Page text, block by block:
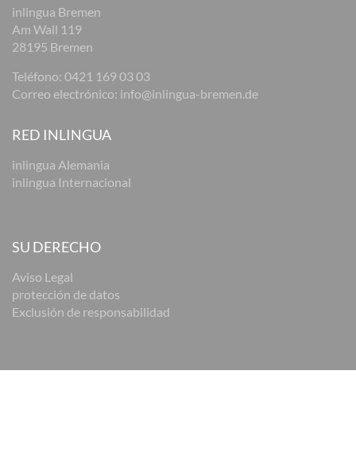
inlingua Bremen
Am Wall 119
28195 Bremen
Teléfono: 0421 169 03 03
Correo electrónico: info@inlingua-bremen.de
RED INLINGUA
inlingua Alemania
inlingua Internacional
SU DERECHO
Aviso Legal
protección de datos
Exclusión de responsabilidad